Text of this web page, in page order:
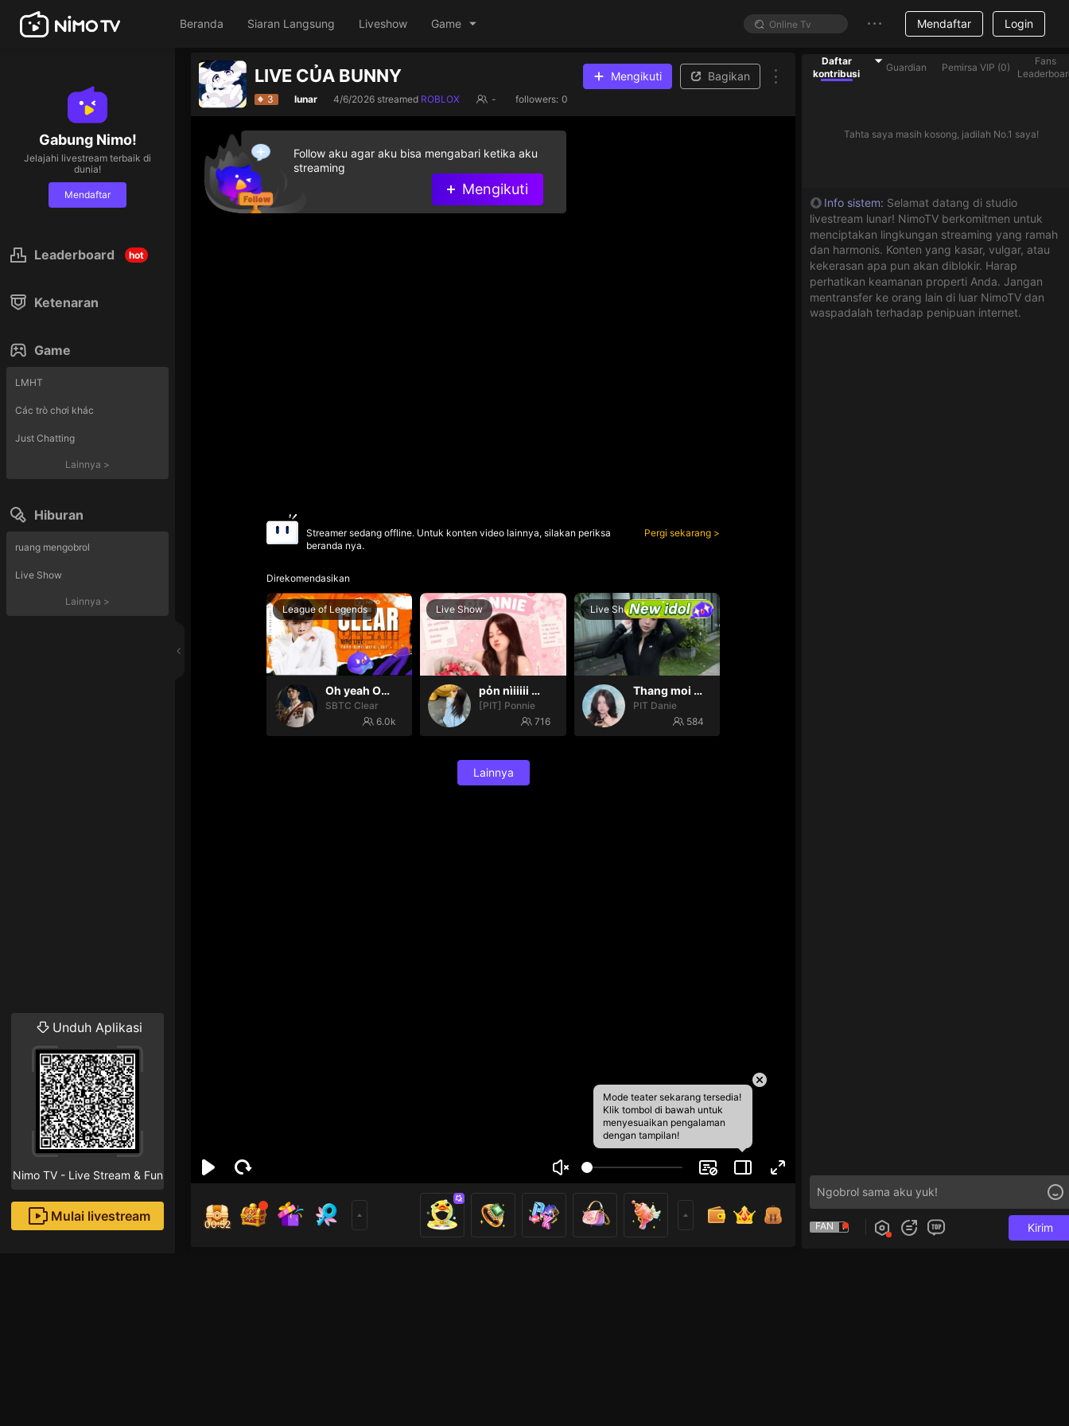
Beranda Siaran Langsung Liveshow Game Mendaftar Login
Gabung Nimo!
Jelajahi livestream terbaik di
dunia!
Mendaftar
Leaderboard hot
Ketenaran
Game
LMHT
Các trò chơi khác
Just Chatting
Lainnya >
Hiburan
ruang mengobrol
Live Show
Lainnya >
Unduh Aplikasi
Nimo TV - Live Stream & Fun
Mulai livestream
LIVE CỦA BUNNY Mengikuti Bagikan
3 lunar 4/6/2026 streamed ROBLOX - followers: 0
Mode teater sekarang tersedia!
Klik tombol di bawah untuk
menyesuaikan pengalaman
dengan tampilan!
Streamer sedang offline. Untuk konten video lainnya, silakan periksa
beranda nya.
Pergi sekarang
Direkomendasikan
League of Legends
Oh yeah Oh yeah
SBTC Clear
6.0k
Live Show
pỏn nìiiiii 🤭🤭🤭
[PIT] Ponnie
716
Live Show
Thang moi dom dom
PIT Danie
584
Lainnya
00:52
Follow aku agar aku bisa mengabari ketika aku
streaming
Mengikuti
Daftar
kontribusi
Guardian Pemirsa VIP (0)
Fans
Tahta saya masih kosong, jadilah No.1 saya!
Info sistem: Selamat datang di studio
livestream lunar! NimoTV berkomitmen untuk
menciptakan lingkungan streaming yang ramah
dan harmonis. Konten yang kasar, vulgar, atau
kekerasan apa pun akan diblokir. Harap
perhatikan keamanan properti Anda. Jangan
mentransfer ke orang lain di luar NimoTV dan
waspadalah terhadap penipuan internet.
FAN Kirim